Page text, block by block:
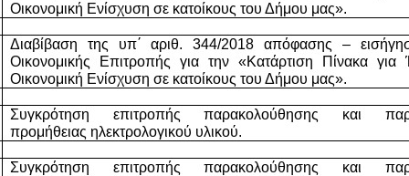
Οικονομική Ενίσχυση σε κατοίκους του Δήμου μας».
Διαβίβαση της υπ΄ αριθ. 344/2018 απόφασης –
Οικονομικής Επιτροπής για την «Κατάρτιση Πίνακα για
Οικονομική Ενίσχυση σε κατοίκους του Δήμου μας».
Συγκρότηση επιτροπής παρακολούθησης και
προμήθειας ηλεκτρολογικού υλικού.
Συγκρότηση επιτροπής παρακολούθησης και